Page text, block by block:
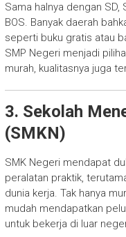
Sama halnya dengan SD,
BOS. Banyak daerah
seperti buku gratis atau
SMP Negeri menjadi
murah, kualitasnya juga
3. Sekolah
(SMKN)
SMK Negeri mendapat
peralatan praktik,
dunia kerja. Tak hanya
mudah mendapatkan
untuk bekerja di luar